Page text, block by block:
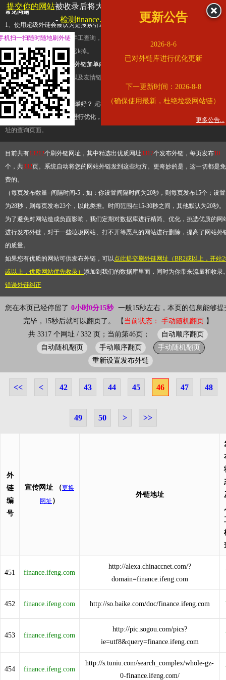
常见问题
1、使用超级外链会被认为是搜索引擎优化作弊吗？ 超级外链只是一个简便而集成
查询工具，模拟的是正常手工查询，不是作弊。如果是作弊，那您可以使用超级外
推广竞争对手的网址，让它k掉。
2、网站优化单纯依靠超级外链加单向链接可行吗？
链，需要结合普通的外链以及友情链接，您可以到站长论坛发布外链，到友情链接
台交换友情链接。
3、如何使用超级外链效果最好？ 超级外链不同于普通的外链，它是动态的链接，
有频繁使用超级外链工具进行优化，才能获得稳定的外链
，最终使搜索引擎收录带
址的查询页面。
目前共有13212个刷外链网址，其中精选出优质网址3317个发布外链，每页发布10
个，共332页。系统自动将您的网站外链发到这些地方。更奇妙的是，这一切都是免
费的。
（每页发布数量=间隔时间-5，如：你设置间隔时间为20秒，则每页发布15个；设置
为28秒，则每页发布23个，以此类推。时间范围在15-30秒之间，其他默认为20秒
为了避免对网站造成负面影响，我们定期对数据库进行精简、优化，挑选优质的网
进行发布外链，对于一些垃圾网站、打不开等恶意的网站进行删除，提高了网站外
的质量。
如果您有优质的网站可供发布外链，可以点此提交刷外链网址（BR2或以上，开站
或以上，优质网站优先收录） 添加到我们的数据库里面，同时为你带来流量和收录
错误外链纠正
您在本页已经停留了 0小时0分15秒 一般15秒左右，本页的信息能够提
完毕，15秒后就可以翻页了。 【 当前状态： 手动随机翻页 】
共 3317 个网址 / 332 页；当前第46页；
自动顺序翻页
自动随机翻页
手动顺序翻页
手动随机翻页
重新设置发布外链
<< < 42 43 44 45 46 47 48
49 50 > >>
外
链
编
号
宣传网址 （更换
网址 ）
外链地址
451 finance.ifeng.com
http://alexa.chinaccnet.com/?
domain=finance.ifeng.com
452 finance.ifeng.com http://so.baike.com/doc/finance.ifeng.com
453 finance.ifeng.com
http://pic.sogou.com/pics?
ie=utf8&query=finance.ifeng.com
454 finance.ifeng.com
http://s.tuniu.com/search_complex/whole-gz-
0-finance.ifeng.com/
提交你的网站被收录后将大幅提升流量和外链，
查看展示页面
- 检测finance.ifeng.com是否收录
更新公告
2026-8-6
已对外链库进行优化更新
下一更新时间：2026-8-8
（确保使用最新，杜绝垃圾网站链）
更多公告...
机扫一扫随时随地刷外链